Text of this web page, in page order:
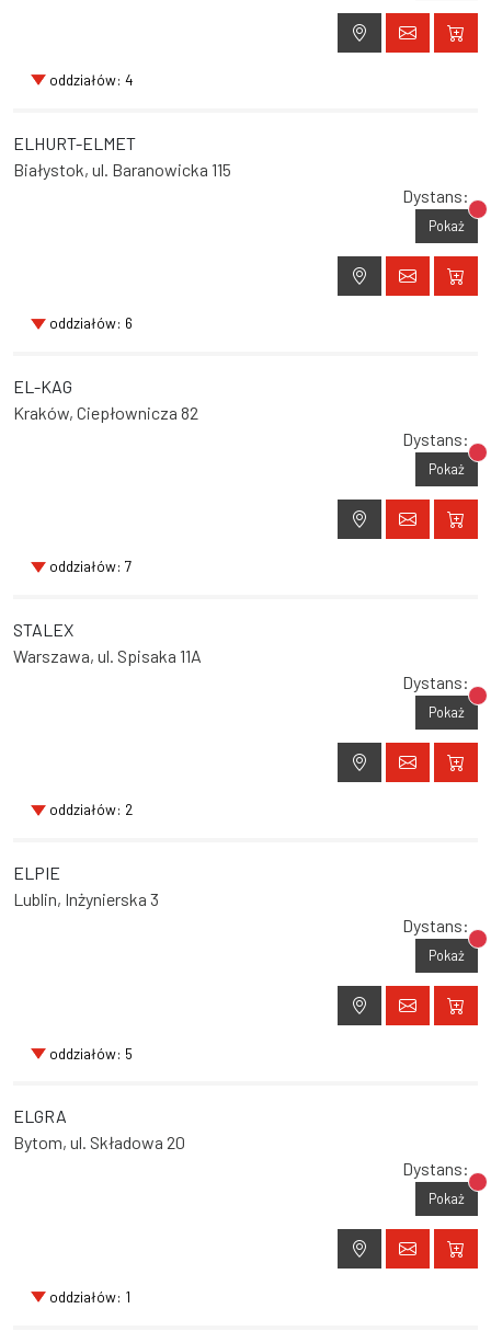
oddziałów: 4
ELHURT-ELMET
Białystok, ul. Baranowicka 115
Dystans:
Pokaż
oddziałów: 6
EL-KAG
Kraków, Ciepłownicza 82
Dystans:
Pokaż
oddziałów: 7
STALEX
Warszawa, ul. Spisaka 11A
Dystans:
Pokaż
oddziałów: 2
ELPIE
Lublin, Inżynierska 3
Dystans:
Pokaż
oddziałów: 5
ELGRA
Bytom, ul. Składowa 20
Dystans:
Pokaż
oddziałów: 1